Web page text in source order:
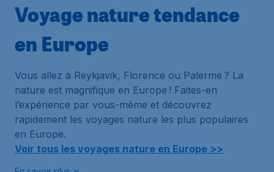
Voyage nature tendance
en Europe
Vous allez à Reykjavik, Florence ou Palerme ? La
nature est magnifique en Europe ! Faites-en
l’expérience par vous-même et découvrez
rapidement les voyages nature les plus populaires
en Europe.
Voir tous les voyages nature en Europe >>